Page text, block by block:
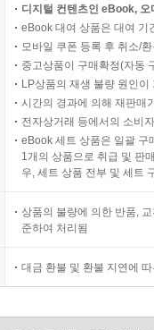
디지털 컨텐츠인 eBook,
eBook 대여 상품은 대여 기
모바일 쿠폰 등록 후 취소/
중고상품이 구매확정(자동
LP상품의 재생 불량 원인
시간의 경과에 의해 재판매
전자상거래 등에서의 소비
eBook 세트 상품은 일괄 구
1개의 상품으로 취급 및 판
우, 세트 상품 전부 및 세트
상품의 불량에 의한 반품,
준하여 처리됨
대금 환불 및 환불 지연에